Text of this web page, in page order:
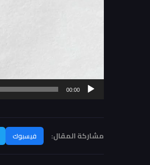
00:00
مشاركة المقال: فيسبوك